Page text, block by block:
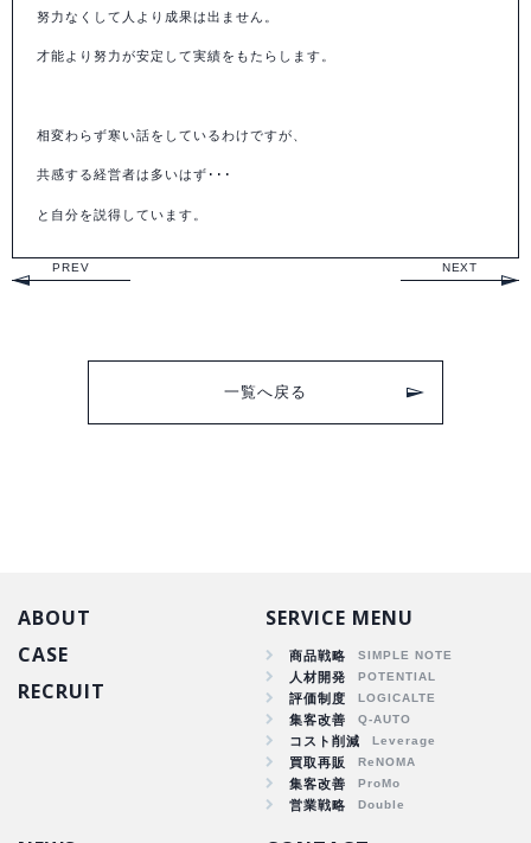
努力なくして人より成果は出ません。
才能より努力が安定して実績をもたらします。
相変わらず寒い話をしているわけですが、
共感する経営者は多いはず･･･
と自分を説得しています。
PREV NEXT
一覧へ戻る
ABOUT
CASE
商品戦略
RECRUIT
SERVICE MENU
商品戦略
人材開発
評価制度
集客改善
コスト削減
買取再販
集客改善
営業戦略